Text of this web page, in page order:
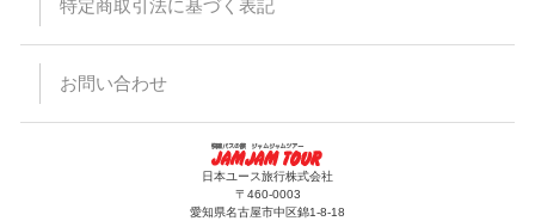
れませんので予めご了承ください。
バスのトランクに預けれる荷物は三辺（タテ・ヨコ・高さ）の
りたたみ自転車などの大きな荷物、ペット等はお断りしていま
手荷物、貴重品は十分注意ください。万一紛失、盗難等がござ
いましても当社では責任を負いかねますのでご了承ください。
車内にてハンバーガーなど匂いが強い食べ物の持込及び飲食は
特定商取引法に基づく表記
お問い合わせ
日本ユース旅行株式会社
〒460-0003
愛知県名古屋市中区錦1-8-18